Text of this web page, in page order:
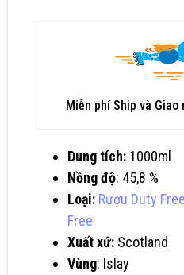
Miễn phí Ship và Giao
Dung tích: 1000ml
Nồng độ: 45,8 %
Loại: Rượu Duty Free
Free
Xuất xứ: Scotland
Vùng: Islay